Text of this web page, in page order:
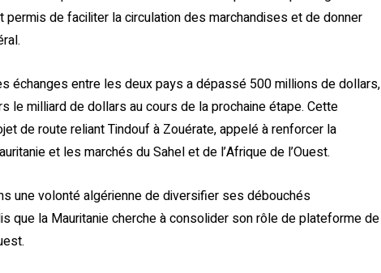
de faciliter la circulation des marchandises et de donner
échanges entre les deux pays a dépassé 500 millions de dollars,
milliard de dollars au cours de la prochaine étape. Cette
de route reliant Tindouf à Zouérate, appelé à renforcer la
et les marchés du Sahel et de l’Afrique de l’Ouest.
une volonté algérienne de diversifier ses débouchés
que la Mauritanie cherche à consolider son rôle de plateforme de